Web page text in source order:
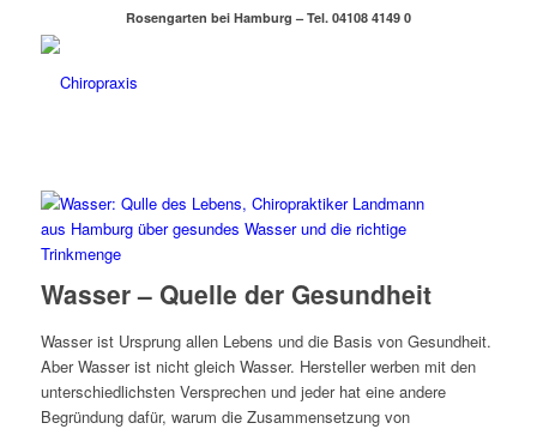
Rosengarten bei Hamburg – Tel. 04108 4149 0
Wasser – Quelle der Gesundheit
Wasser ist Ursprung allen Lebens und die Basis von Gesundheit.
Aber Wasser ist nicht gleich Wasser. Hersteller werben mit den
unterschiedlichsten Versprechen und jeder hat eine andere
Begründung dafür, warum die Zusammensetzung von